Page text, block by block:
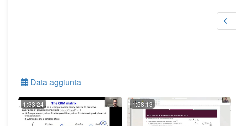
Data aggiunta
1:33:24 1:58:13